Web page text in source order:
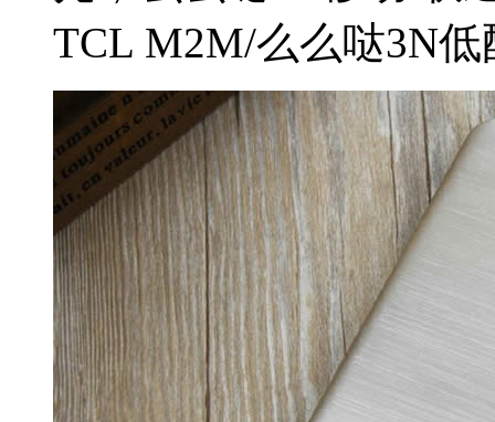
TCL M2M/么么哒3N